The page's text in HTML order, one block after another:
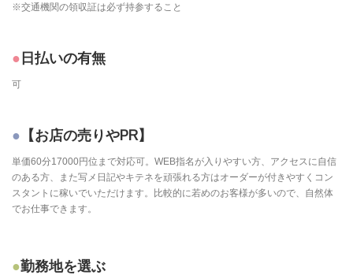
※交通機関の領収証は必ず持参すること
日払いの有無
可
【お店の売りやPR】
単価60分17000円位まで対応可。WEB指名が入りやすい方、アクセスに自信
のある方、また写メ日記やキテネを頑張れる方はオーダーが付きやすくコン
スタントに稼いでいただけます。比較的に若めのお客様が多いので、自然体
でお仕事できます。
勤務地を選ぶ